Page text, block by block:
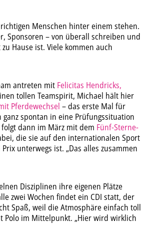
Menschen hinter einem stehen.
Sponsoren – von überall schreiben und
Hause ist. Viele kommen auch
antreten mit Felicitas Hendricks,
tollen Teamspirit, Michael hält hier
Pferdewechsel – das erste Mal für
spontan in eine Prüfungssituation
folgt dann im März mit dem Fünf-Sterne-
die sie auf den internationalen Sport
unterwegs ist. „Das alles zusammen
Disziplinen ihre eigenen Plätze
zwei Wochen findet ein CDI statt, der
Spaß, weil die Atmosphäre einfach toll
Polo im Mittelpunkt. „Hier wird wirklich